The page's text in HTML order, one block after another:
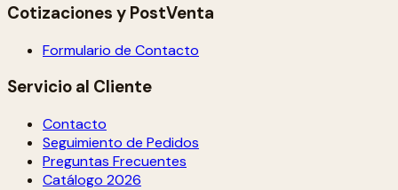
Cotizaciones y PostVenta
Formulario de Contacto
Servicio al Cliente
Contacto
Seguimiento de Pedidos
Preguntas Frecuentes
Catálogo 2026